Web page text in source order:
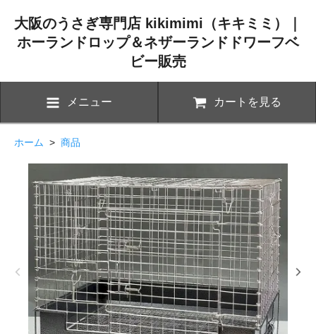
大阪のうさぎ専門店 kikimimi（キキミミ）｜
ホーランドロップ＆ネザーランドドワーフベ
ビー販売
メニュー カートを見る
ホーム > 商品